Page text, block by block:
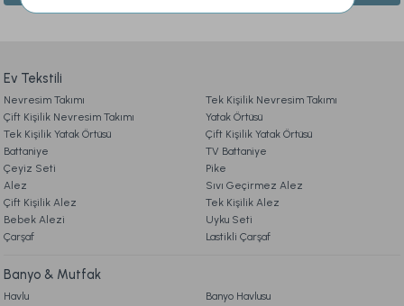
Ürün fiyatı diğer sitelerden daha pahalı.
Bu ürüne benzer farklı alternatifler olmalı.
Gönder
3. ÖDEME
4. KARGO & TESLİMAT
5. İADE & DEĞİŞİM
999,00 TL
Ücretsiz Kargo
Marla Kırlent H. Yeşil
599,00 TL
Marla Kırlent Kırmızı
599,00 TL
Potamia Kırlent 50 x 50 - Kahve
Ev Tekstili
Nevresim Takımı
Tek Kişilik Nevresim Takımı
Çift Kişilik Nevresim Takımı
Yatak Örtüsü
Tek Kişilik Yatak Örtüsü
Çift Kişilik Yatak Örtüsü
Battaniye
TV Battaniye
Çeyiz Seti
Pike
Alez
Sıvı Geçirmez Alez
Çift Kişilik Alez
Tek Kişilik Alez
Bebek Alezi
Uyku Seti
Çarşaf
Lastikli Çarşaf
Banyo & Mutfak
Havlu
Banyo Havlusu